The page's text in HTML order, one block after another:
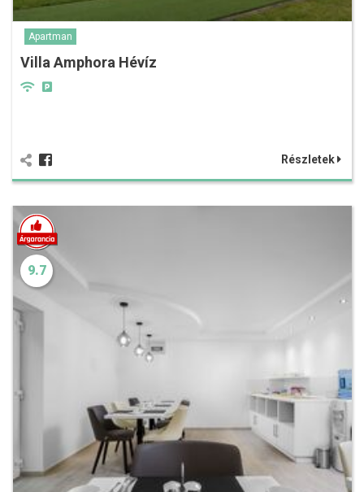
Apartman
Villa Amphora Hévíz
Részletek
9.7